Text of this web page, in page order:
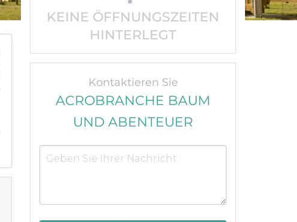
KEINE ÖFFNUNGSZEITEN
HINTERLEGT
Kontaktieren Sie
ACROBRANCHE BAUM
UND ABENTEUER